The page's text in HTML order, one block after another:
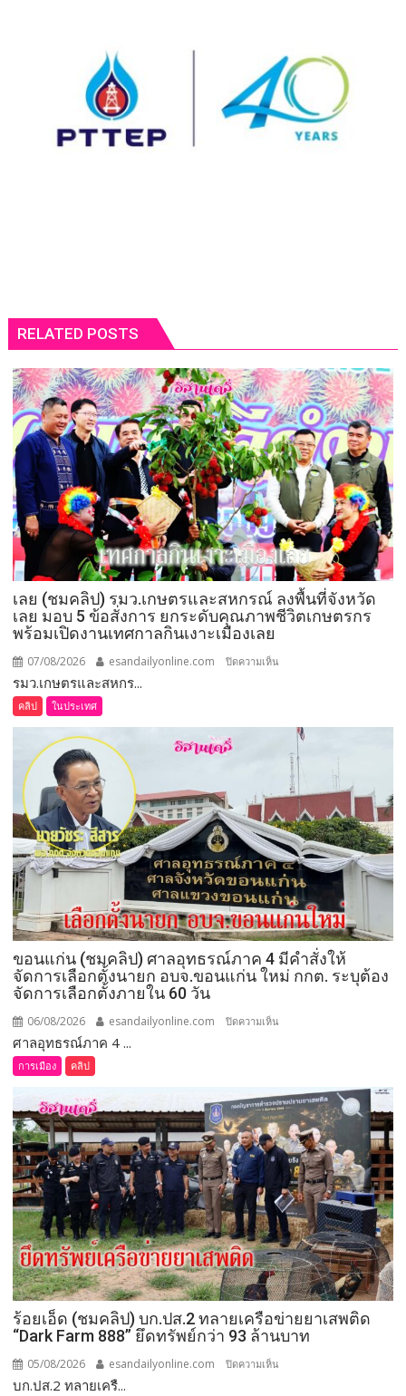
RELATED POSTS
เลย (ชมคลิป) รมว.เกษตรและสหกรณ์ ลงพื้นที่จังหวัด
เลย มอบ 5 ข้อสั่งการ ยกระดับคุณภาพชีวิตเกษตรกร
พร้อมเปิดงานเทศกาลกินเงาะเมืองเลย
07/08/2026 esandailyonline.com ปิดความเห็น
รมว.เกษตร
และ
สหกรณ์
ลงพื้น
ที่
จังหวัด
เลย
มอบ
5
ข้อ
สั่ง
การ
ยก
เปิด
งาน
เทศกาล
กิน
เงาะ
เมือง
เลย
รมว.เกษตรและสหกร...
คลิป ในประเทศ
ขอนแก่น (ชมคลิป) ศาลอุทธรณ์ภาค 4 มีคำสั่งให้
จัดการเลือกตั้งนายก อบจ.ขอนแก่น ใหม่ กกต. ระบุต้อง
จัดการเลือกตั้งภายใน 60 วัน
06/08/2026 esandailyonline.com ปิดความเห็น
ศาล
อุทธรณ์
ภาค 4 มี
คำ
สั่ง
ให้
จัดการ
เลือก
ตั้ง
นายก
อบจ.ขอนแก่น
ใหม่
กกต.
ศาลอุทธรณ์ภาค 4 ...
การเมือง คลิป
ร้อยเอ็ด (ชมคลิป) บก.ปส.2 ทลายเครือข่ายยาเสพติด
“Dark Farm 888” ยึดทรัพย์กว่า 93 ล้านบาท
05/08/2026 esandailyonline.com ปิดความเห็น
บก.ปส.2 ทลายเครื...